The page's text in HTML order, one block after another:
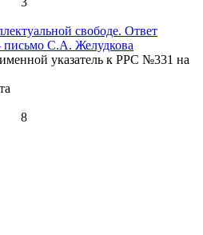
свободе. Ответ
С.А. Желудкова
указатель к РРС №331 на
8